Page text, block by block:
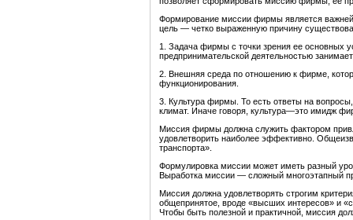
Формирование миссии фирмы является
цель — четко выраженную причину
1. Задача фирмы с точки зрения ее основных
предпринимательской деятельностью
2. Внешняя среда по отношению к фирме,
функционирования.
3. Культура фирмы. То есть ответы на
климат. Иначе говоря, культура—это имидж
Миссия фирмы должна служить фактором
удовлетворить наиболее эффективно.
транспорта».
Формулировка миссии может иметь разный
Выработка миссии — сложный многоэтапный
Миссия должна удовлетворять строгим
общепринятое, вроде «высших интересов» и
Чтобы быть полезной и практичной, миссия